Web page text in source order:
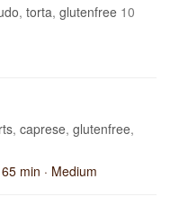
, torta, glutenfree 10
, caprese, glutenfree,
65 min · Medium